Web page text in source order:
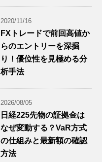
2020/11/16
FXトレードで前回高値か
らのエントリーを深掘
り！優位性を見極める分
析手法
2026/08/05
日経225先物の証拠金は
なぜ変動する？VaR方式
の仕組みと最新額の確認
方法